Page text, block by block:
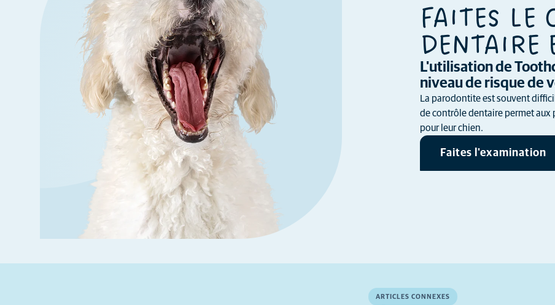
FAITES LE
DENTAIRE
L'utilisation de
niveau de risque de
La parodontite est souvent
de contrôle dentaire permet aux
pour leur chien.
Faites l'examination
ARTICLES CONNEXES